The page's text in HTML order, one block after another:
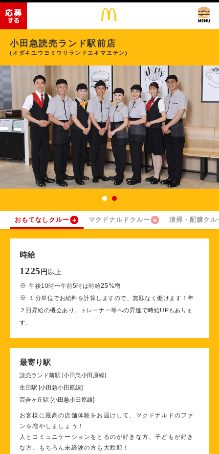
小田急読売ランド駅前店
(オダキユウヨミウリランドエキマエテン)
おもてなしクルー マクドナルドクルー 清掃・配膳クル
時給
1225 円 以上
※午後10時〜午前5時は時給25%増
※
１分単位でお給料を計算しますので、無駄なく働けます！年
２回昇給の機会あり。トレーナー等への昇進で時給UPもありま
す。
最寄り駅
読売ランド前駅 [小田急小田原線]
生田駅 [小田急小田原線]
百合ヶ丘駅 [小田急小田原線]
お客様に最高の店舗体験をお届けして、マクドナルドのファ
ンを増やしましょう！
人とコミュニケーションをとるのが好きな方、子どもが好き
な方、もちろん未経験の方も大歓迎！